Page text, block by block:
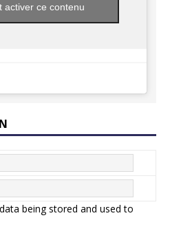
activer ce contenu
being stored and used to